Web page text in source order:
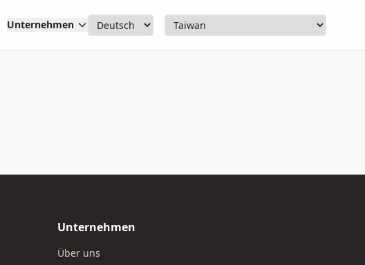
Unternehmen
Unternehmen
Über uns